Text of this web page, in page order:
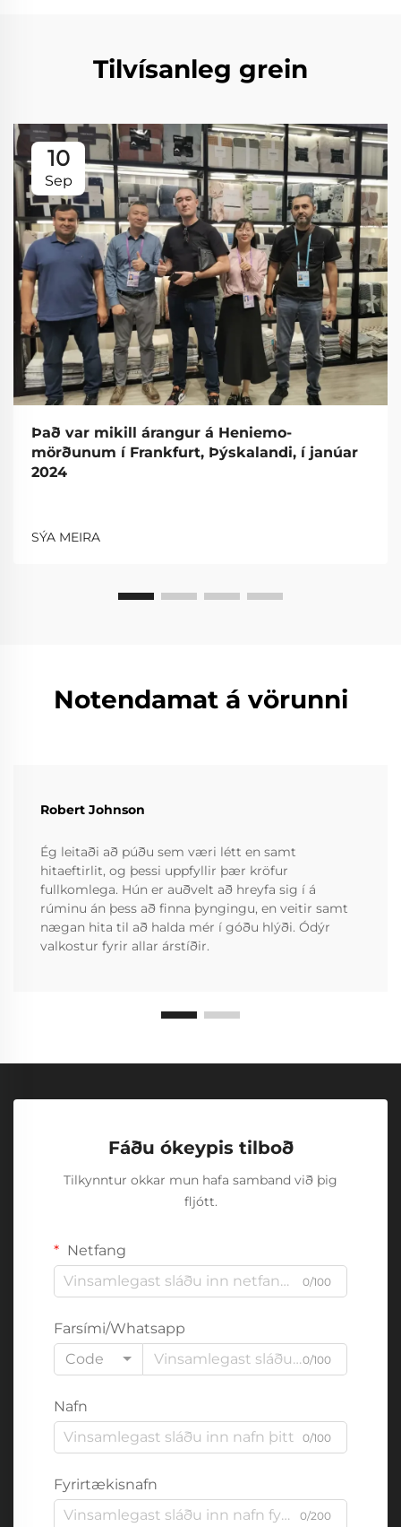
Tilvísanleg grein
10
Sep
Það var mikill árangur á Heniemo-
mörðunum í Frankfurt, Þýskalandi, í janúar
2024
SÝA MEIRA
Notendamat á vörunni
Robert Johnson
Ég leitaði að púðu sem væri létt en samt
hitaeftirlit, og þessi uppfyllir þær kröfur
fullkomlega. Hún er auðvelt að hreyfa sig í á
rúminu án þess að finna þyngingu, en veitir samt
nægan hita til að halda mér í góðu hlýði. Ódýr
valkostur fyrir allar árstíðir.
Fáðu ókeypis tilboð
Tilkynntur okkar mun hafa samband við þig
fljótt.
Netfang
0/100
Farsími/Whatsapp
Code
0/100
Nafn
0/100
Fyrirtækisnafn
0/200